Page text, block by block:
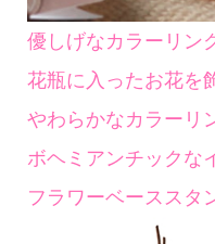
優しげなカラーリン
花瓶に入ったお花を
やわらかなカラーリ
ボヘミアンチックな
フラワーベーススタ